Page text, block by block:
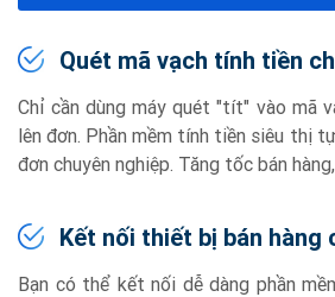
Quét mã vạch tính tiền
Chỉ cần dùng máy quét "tít" vào mã
lên đơn. Phần mềm tính tiền siêu thị
đơn chuyên nghiệp. Tăng tốc bán
Kết nối thiết bị bán hàng
Bạn có thể kết nối dễ dàng phần